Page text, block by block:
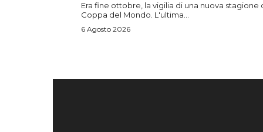
Era fine ottobre, la vigilia di una nuova stagione
Coppa del Mondo. L'ultima...
6 Agosto 2026